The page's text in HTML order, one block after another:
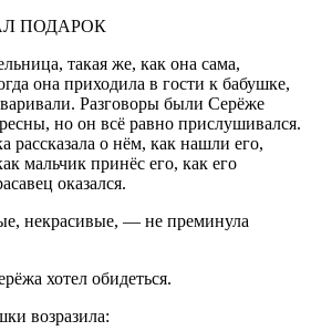
ПОДАРОК
такая же, как она сама,
она приходила в гости к бабушке,
Разговоры были Серёже
но он всё равно прислушивался.
рассказала о нём, как нашли его,
мальчик принёс его, как его
оказался.
некрасивые, — не преминула
хотел обидеться.
возразила: